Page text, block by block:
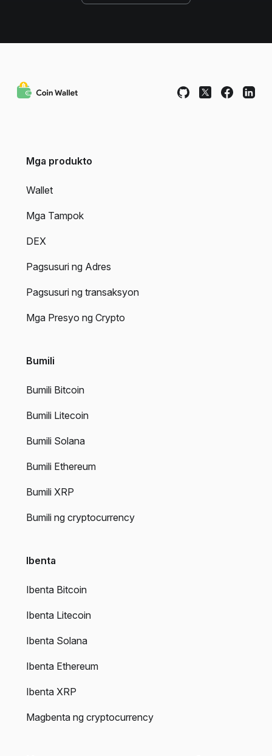
Mga produkto
Wallet
Mga Tampok
DEX
Pagsusuri ng Adres
Pagsusuri ng transaksyon
Mga Presyo ng Crypto
Bumili
Bumili Bitcoin
Bumili Litecoin
Bumili Solana
Bumili Ethereum
Bumili XRP
Bumili ng cryptocurrency
Ibenta
Ibenta Bitcoin
Ibenta Litecoin
Ibenta Solana
Ibenta Ethereum
Ibenta XRP
Magbenta ng cryptocurrency